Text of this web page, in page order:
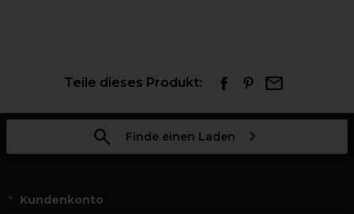
Teile dieses Produkt:
Finde einen Laden
Kundenkonto